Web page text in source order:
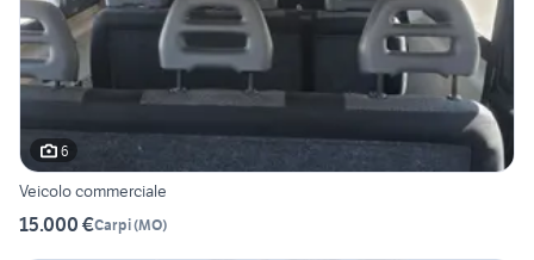
6
Veicolo commerciale
15.000 €Carpi(MO)